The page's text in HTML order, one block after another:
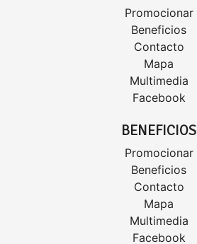
Promocionar
Beneficios
Contacto
Mapa
Multimedia
Facebook
BENEFICIOS
Promocionar
Beneficios
Contacto
Mapa
Multimedia
Facebook